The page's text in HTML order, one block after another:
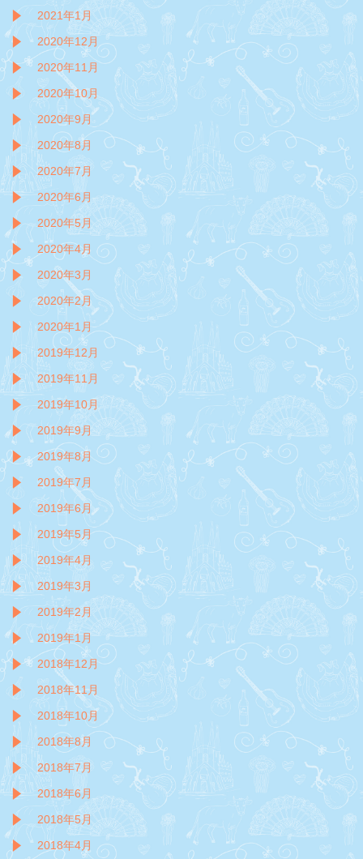
2021年1月
2020年12月
2020年11月
2020年10月
2020年9月
2020年8月
2020年7月
2020年6月
2020年5月
2020年4月
2020年3月
2020年2月
2020年1月
2019年12月
2019年11月
2019年10月
2019年9月
2019年8月
2019年7月
2019年6月
2019年5月
2019年4月
2019年3月
2019年2月
2019年1月
2018年12月
2018年11月
2018年10月
2018年8月
2018年7月
2018年6月
2018年5月
2018年4月